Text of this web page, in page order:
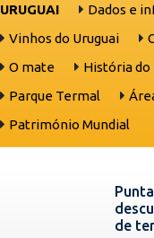
URUGUAI
Dados e
Vinhos do Uruguai
O mate
História do
Parque Termal
Património Mundial
de